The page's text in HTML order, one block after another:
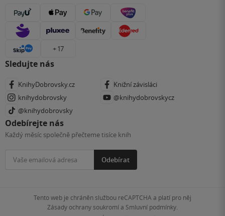
+ 17
Sledujte nás
KnihyDobrovsky.cz
Knižní závisláci
knihydobrovsky
@knihydobrovskycz
@knihydobrovsky
Odebírejte nás
Každý měsíc společně přečteme tisíce knih
Odebírat
Tento web je chráněn službou reCAPTCHA a platí pro něj
Zásady ochrany soukromía Smluvní podmínky